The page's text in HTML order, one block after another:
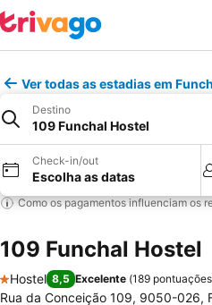
Ver todas as estadias em
Destino
109 Funchal Hostel
Check-in/out
Escolha as datas
Como os pagamentos influenciam os
109 Funchal Hostel
1 Estrelas
Hostel 8,5 Excelente (189 pontuações
Rua da Conceição 109, 9050-026,